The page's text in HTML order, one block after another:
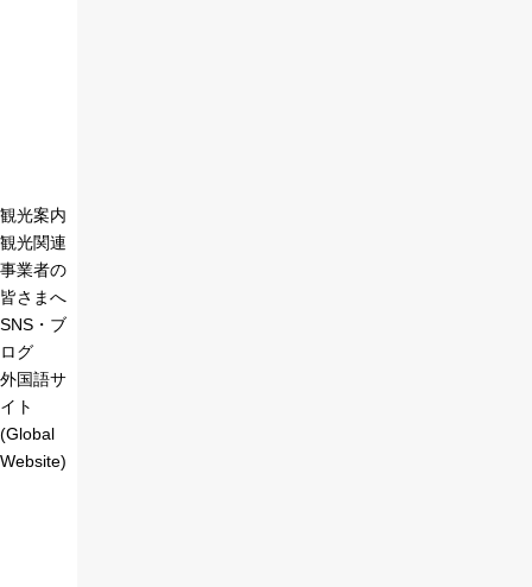
観光案内
観光関連
事業者の
皆さまへ
SNS・ブ
ログ
外国語サ
イト
(Global
Website)